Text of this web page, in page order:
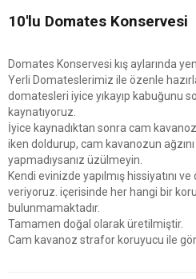
10'lu Domates Konservesi
Domates Konservesi kış aylarında
Yerli Domateslerimiz ile özenle
domatesleri iyice yıkayıp kabuğunu
kaynatıyoruz.
İyice kaynadıktan sonra cam
iken doldurup, cam kavanozun
yapmadıysanız üzülmeyin.
Kendi evinizde yapılmış hissiyatını ve
veriyoruz. içerisinde her hangi bir
bulunmamaktadır.
Tamamen doğal olarak üretilmiştir.
Cam kavanoz strafor koruyucu ile